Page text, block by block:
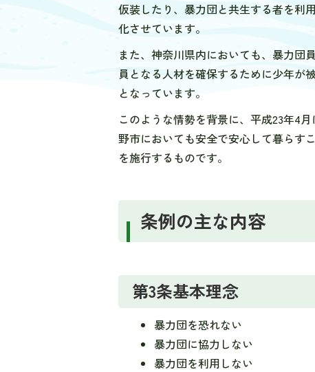
仮装したり、暴力団と共生する者を利
化させています。
また、神奈川県内においても、暴力団
員となる人材を確保するために少年が
となっています。
このような情勢を背景に、平成23年4
野市においても安全で安心して暮らす
を施行するものです。
条例の主な内容
第3条基本理念
暴力団を恐れない
暴力団に協力しない
暴力団を利用しない